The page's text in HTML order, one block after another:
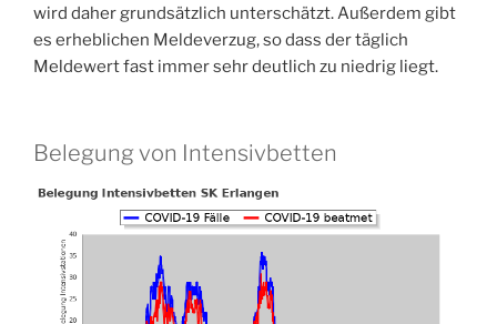
wird daher grundsätzlich unterschätzt. Außerdem gibt
es erheblichen Meldeverzug, so dass der täglich
Meldewert fast immer sehr deutlich zu niedrig liegt.
Belegung von Intensivbetten